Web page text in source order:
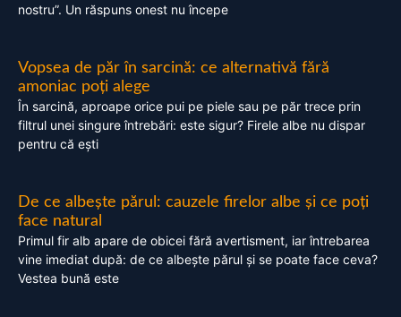
nostru”. Un răspuns onest nu începe
Vopsea de păr în sarcină: ce alternativă fără
amoniac poți alege
În sarcină, aproape orice pui pe piele sau pe păr trece prin
filtrul unei singure întrebări: este sigur? Firele albe nu dispar
pentru că ești
De ce albește părul: cauzele firelor albe și ce poți
face natural
Primul fir alb apare de obicei fără avertisment, iar întrebarea
vine imediat după: de ce albește părul și se poate face ceva?
Vestea bună este